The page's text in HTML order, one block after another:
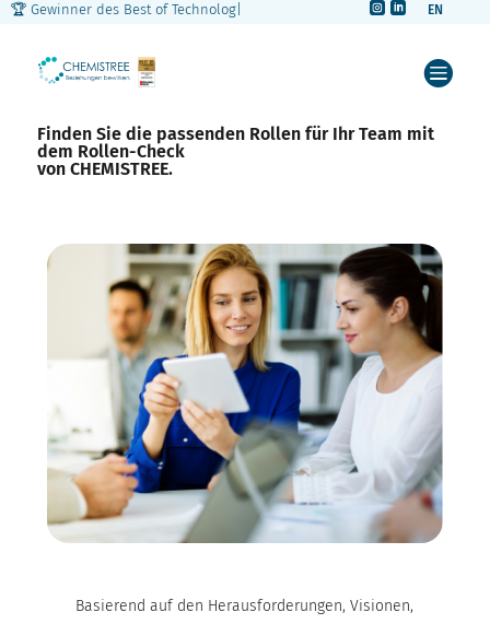
🏆 Gewinner des Best of Technology A   EN


Finden Sie die passenden Rollen für Ihr Team mit
dem Rollen-Check
von CHEMISTREE.
Basierend auf den Herausforderungen, Visionen,